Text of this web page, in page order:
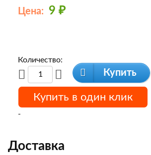
Цена: 9 ₽
Количество:
Купить
Купить в один клик
-
Доставка